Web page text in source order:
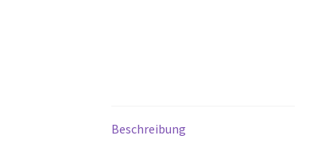
Beschreibung